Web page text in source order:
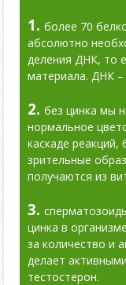
1. более 70
абсолютно
деления ДНК, то
материала. ДНК
2. без цинка мы
нормальное
каскаде
зрительные
получаются из
3.
цинка в
за количество и
делает
тестостерон.